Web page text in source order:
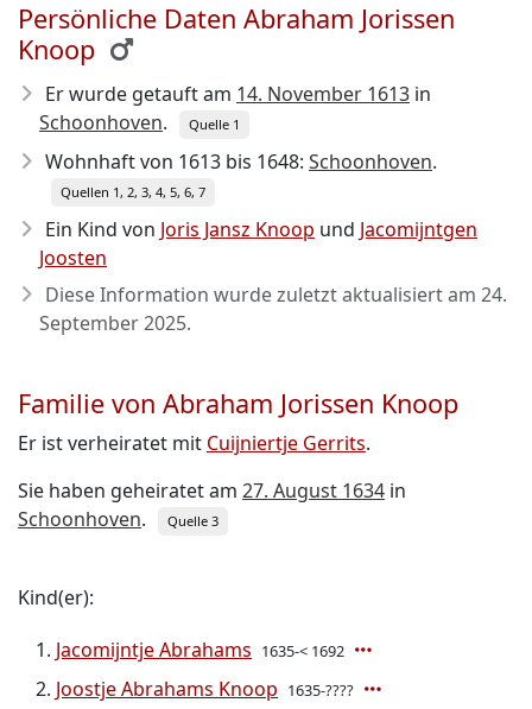
Persönliche Daten Abraham Jorissen
Knoop
Er wurde getauft am 14. November 1613 in
Schoonhoven. Quelle 1
Wohnhaft von 1613 bis 1648: Schoonhoven.
Quellen 1, 2, 3, 4, 5, 6, 7
Ein Kind von Joris Jansz Knoop und Jacomijntgen
Joosten
Diese Information wurde zuletzt aktualisiert am 24.
September 2025.
Familie von Abraham Jorissen Knoop
Er ist verheiratet mit Cuijniertje Gerrits.
Sie haben geheiratet am 27. August 1634 in
Schoonhoven. Quelle 3
Kind(er):
Jacomijntje Abrahams 1635-< 1692
Joostje Abrahams Knoop 1635-????